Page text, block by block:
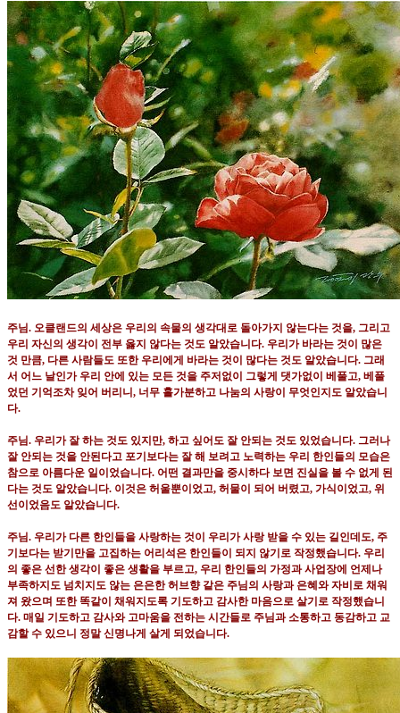
주님. 오클랜드의 세상은 우리의 속물의 생각대로 돌아가지 않는다는 것을, 그리고
우리 자신의 생각이 전부 옳지 않다는 것도 알았습니다. 우리가 바라는 것이 많은
것 만큼, 다른 사람들도 또한 우리에게 바라는 것이 많다는 것도 알았습니다. 그래
서 어느 날인가 우리 안에 있는 모든 것을 주저없이 그렇게 댓가없이 베풀고, 베풀
었던 기억조차 잊어 버리니 , 너무 홀가분하고 나눔의 사랑이 무엇인지도 알았습니
다.
주님. 우리가 잘 하는 것도 있지만, 하고 싶어도 잘 안되는 것도 있었습니다. 그러나
잘 안되는 것을 안된다고 포기보다는 잘 해 보려고 노력하는 우리 한인들의 모습은
참으로 아름다운 일이었습니다. 어떤 결과만을 중시하다 보면 진실을 볼 수 없게 된
다는 것도 알았습니다. 이것은 허울뿐이었고, 허물이 되어 버렸고, 가식이었고, 위
선이었음도 알았습니다.
주님. 우리가 다른 한인들을 사랑하는 것이 우리가 사랑 받을 수 있는 길인데도, 주
기보다는 받기만을 고집하는 어리석은 한인들이 되지 않기로 작정했습니다. 우리
의 좋은 선한 생각이 좋은 생활을 부르고, 우리 한인들의 가정과 사업장에 언제나
부족하지도 넘치지도 않는 은은한 허브향 같은 주님의 사랑과 은혜와 자비로 채워
져 왔으며 또한 똑같이 채워지도록 기도하고 감사한 마음으로 살기로 작정했습니
다. 매일 기도하고 감사와 고마움을 전하는 시간들로 주님과 소통하고 동감하고 교
감할 수 있으니 정말 신명나게 살게 되었습니다.